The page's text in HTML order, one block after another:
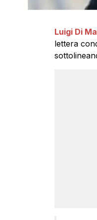
Luigi Di
lettera